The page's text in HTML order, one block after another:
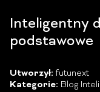
Inteligentny
podstawowe
Utworzył: futunext
Kategorie: Blog